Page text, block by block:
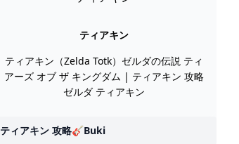
ティアキン
ティアキン（Zelda Totk）ゼルダの伝説 ティ
アーズ オブ ザ キングダム | ティアキン 攻略
ゼルダ ティアキン
ティアキン 攻略🎸buki